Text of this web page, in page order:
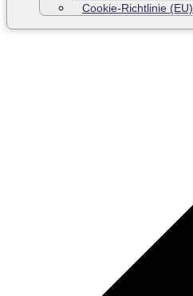
Cookie-Richtlinie (EU)